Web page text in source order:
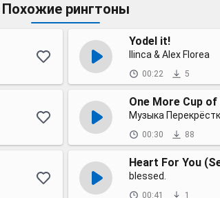
Похожие рингтоны
Yodel it!
Ilinca & Alex Florea
00:22 5
One More Cup
Музыка
00:30 88
Heart For You
blessed.
00:41 1